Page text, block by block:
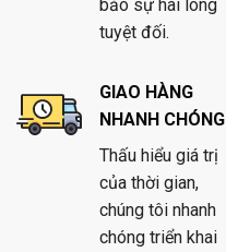
bảo sự hài lòng
tuyệt đối.
GIAO HÀNG
NHANH CHÓNG
Thấu hiểu giá trị
của thời gian,
chúng tôi nhanh
chóng triển khai